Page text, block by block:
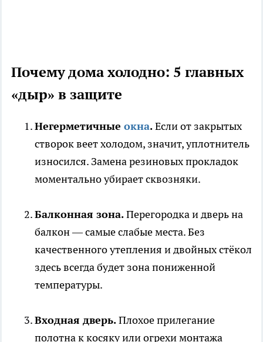
Почему дома холодно: 5 главных
«дыр» в защите
Негерметичные окна.Если от закрытых
створок веет холодом, значит, уплотнитель
износился. Замена резиновых прокладок
моментально убирает сквозняки.
Балконная зона.Перегородка и дверь на
балкон — самые слабые места. Без
качественного утепления и двойных стёкол
здесь всегда будет зона пониженной
температуры.
Входная дверь.Плохое прилегание
полотна к косяку или огрехи монтажа